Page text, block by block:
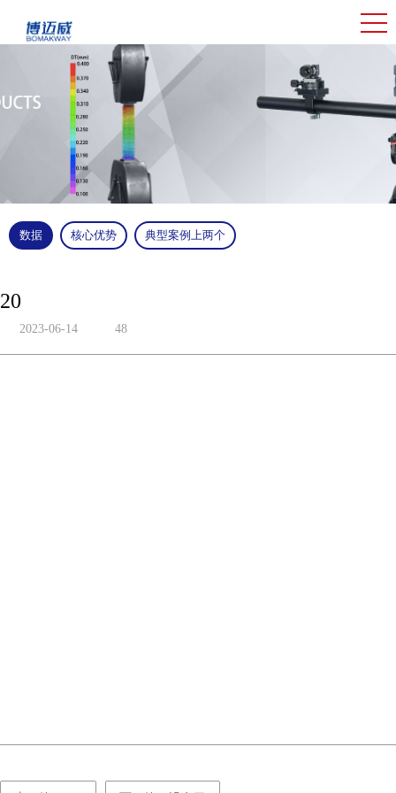
数据 核心优势 典型案例上两个
20
2023-06-14 48